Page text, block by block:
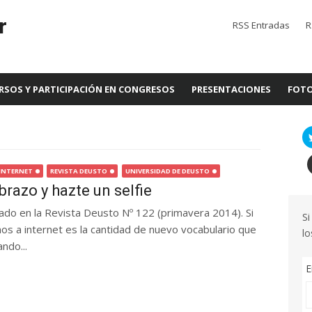
RSS Entradas
Y PARTICIPACIÓN EN CONGRESOS PRESENTACIONES
REVISTA DEUSTO UNIVERSIDAD DE DEUSTO
y hazte un selfie
en la Revista Deusto Nº 122 (primavera 2014). Si
a internet es la cantidad de nuevo vocabulario que